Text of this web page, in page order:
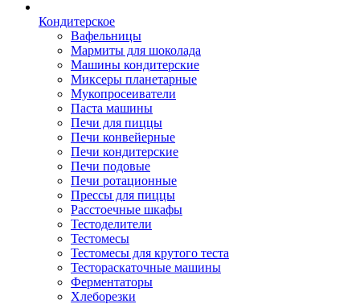
Кондитерское
Вафельницы
Мармиты для шоколада
Машины кондитерские
Миксеры планетарные
Мукопросеиватели
Паста машины
Печи для пиццы
Печи конвейерные
Печи кондитерские
Печи подовые
Печи ротационные
Прессы для пиццы
Расстоечные шкафы
Тестоделители
Тестомесы
Тестомесы для крутого теста
Тестораскаточные машины
Ферментаторы
Хлеборезки